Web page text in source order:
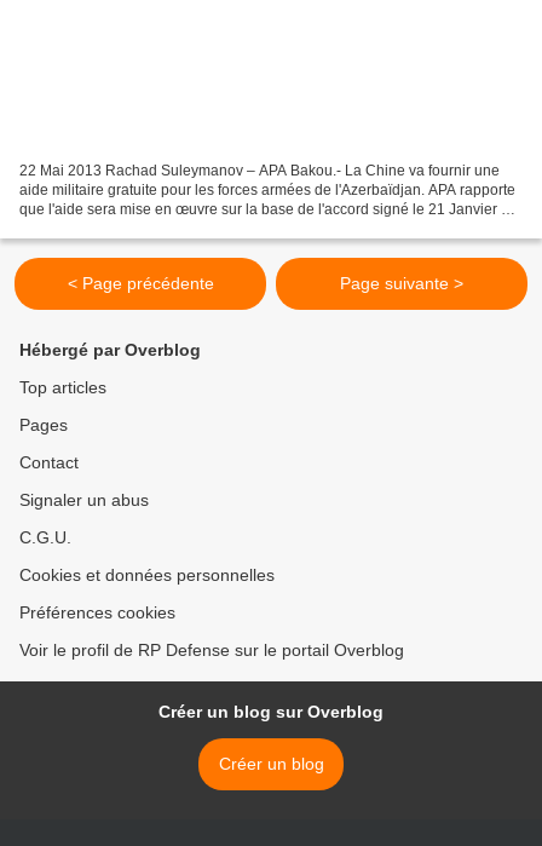
22 Mai 2013 Rachad Suleymanov – APA Bakou.- La Chine va fournir une
aide militaire gratuite pour les forces armées de l'Azerbaïdjan. APA rapporte
que l'aide sera mise en œuvre sur la base de l'accord signé le 21 Janvier de
< Page précédente Page suivante >
Hébergé par Overblog
Top articles
Pages
Contact
Signaler un abus
C.G.U.
Cookies et données personnelles
Préférences cookies
Voir le profil de RP Defense sur le portail Overblog
Créer un blog sur Overblog
Créer un blog